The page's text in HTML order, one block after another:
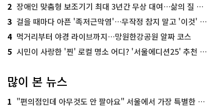
2 장애인 맞춤형 보조기기 최대 3년간 무상 대여…삶의 질 높인다
3 걸을 때마다 아픈 '족저근막염'…무작정 참지 말고 '이것' 해보세요!
4 먹거리부터 야경 라이브까지…망원한강공원 알짜 코스
5 시민이 사랑한 '찐' 로컬 명소 어디? '서울에디션25' 추천 코스
많이 본 뉴스
1 "편의점인데 아무것도 안 팔아요" 서울에서 가장 특별한 편의점의 정체